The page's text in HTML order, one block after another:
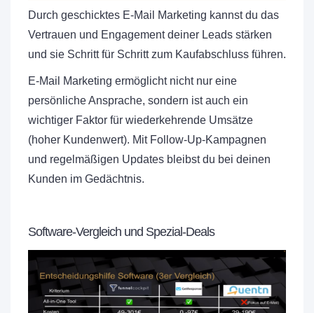
Durch geschicktes E-Mail Marketing kannst du das
Vertrauen und Engagement deiner Leads stärken
und sie Schritt für Schritt zum Kaufabschluss führen.
E-Mail Marketing ermöglicht nicht nur eine
persönliche Ansprache, sondern ist auch ein
wichtiger Faktor für wiederkehrende Umsätze
(hoher Kundenwert). Mit Follow-Up-Kampagnen
und regelmäßigen Updates bleibst du bei deinen
Kunden im Gedächtnis.
Software-Vergleich und Spezial-Deals